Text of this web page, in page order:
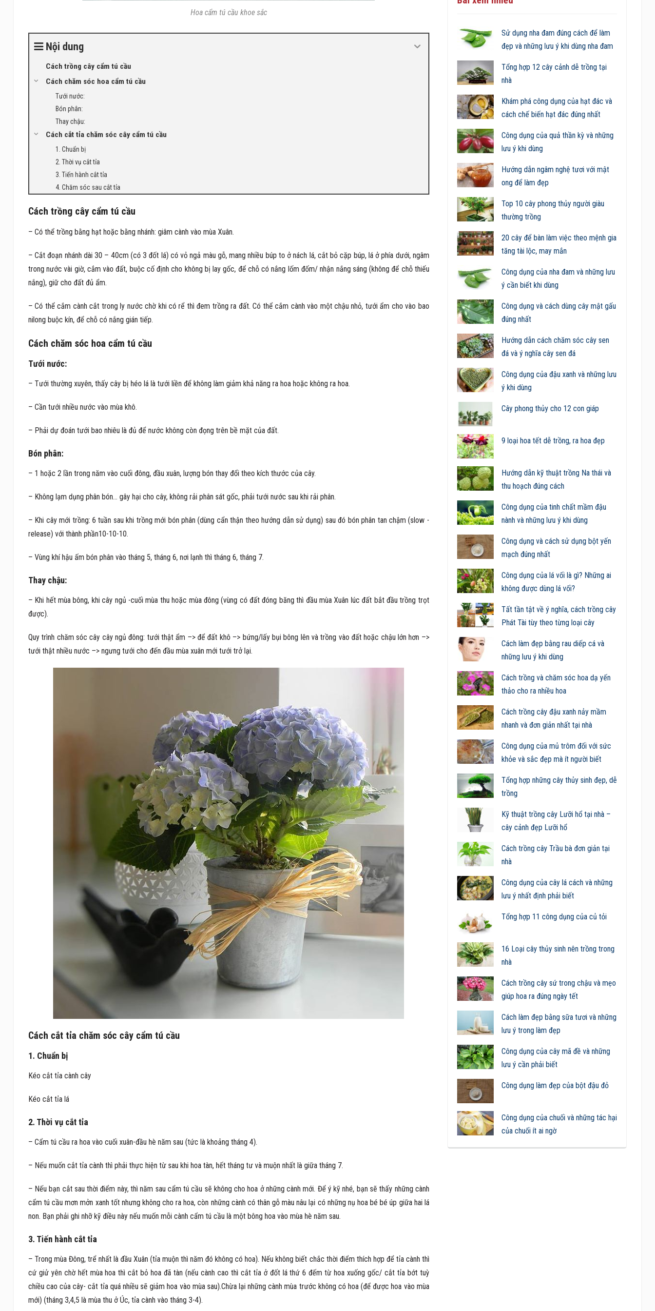
Hoa cẩm tú cầu khoe sắc
Nội dung
Cách trồng cây cẩm tú cầu
Cách chăm sóc hoa cẩm tú cầu
Tưới nước:
Bón phân:
Thay chậu:
Cách cắt tỉa chăm sóc cây cẩm tú cầu
1. Chuẩn bị
2. Thời vụ cắt tỉa
3. Tiến hành cắt tỉa
4. Chăm sóc sau cắt tỉa
Cách trồng cây cẩm tú cầu
– Có thể trồng bằng hạt hoặc bằng nhánh: giâm cành vào mùa Xuân.
– Cắt đoạn nhánh dài 30 – 40cm (có 3 đốt lá) có vỏ ngả màu gỗ, mang nhiều búp to ở nách lá, cắt bỏ cặp búp, lá ở phía dưới, ngâm
trong nước vài giờ, cắm vào đất, buộc cố định cho không bị lay gốc, để chỗ có nắng lốm đốm/ nhận nắng sáng (không để chỗ thiếu
nắng), giữ cho đất đủ ẩm.
– Có thể cắm cành cắt trong ly nước chờ khi có rể thì đem trồng ra đất. Có thể cắm cành vào một chậu nhỏ, tưới ẩm cho vào bao
nilong buộc kín, để chỗ có nắng gián tiếp.
Cách chăm sóc hoa cẩm tú cầu
Tưới nước:
– Tưới thường xuyên, thấy cây bị héo lá là tưới liền để không làm giảm khả năng ra hoa hoặc không ra hoa.
– Cần tưới nhiều nước vào mùa khô.
– Phải dự đoán tưới bao nhiêu là đủ để nước không còn đọng trên bề mặt của đất.
Bón phân:
– 1 hoặc 2 lần trong năm vào cuối đông, đầu xuân, lượng bón thay đổi theo kích thước của cây.
– Không lạm dụng phân bón… gây hại cho cây, không rải phân sát gốc, phải tưới nước sau khi rải phân.
– Khi cây mới trồng: 6 tuần sau khi trồng mới bón phân (dùng cẩn thận theo hướng dẫn sử dụng) sau đó bón phân tan chậm (slow -
release) với thành phần10-10-10.
– Vùng khí hậu ấm bón phân vào tháng 5, tháng 6, nơi lạnh thì tháng 6, tháng 7.
Thay chậu:
– Khi hết mùa bông, khi cây ngủ -cuối mùa thu hoặc mùa đông (vùng có đất đóng băng thì đầu mùa Xuân lúc đất bắt đầu trồng trọt
được).
Quy trình chăm sóc cây cây ngủ đông: tưới thật ẩm –> để đất khô –> bứng/lấy bụi bông lên và trồng vào đất hoặc chậu lớn hơn –>
tưới thật nhiều nước –> ngưng tưới cho đến đầu mùa xuân mới tưới trở lại.
Cách cắt tỉa chăm sóc cây cẩm tú cầu
1. Chuẩn bị
Kéo cắt tỉa cành cây
Kéo cắt tỉa lá
2. Thời vụ cắt tỉa
– Cẩm tú cầu ra hoa vào cuối xuân-đầu hè năm sau (tức là khoảng tháng 4).
– Nếu muốn cắt tỉa cành thì phải thực hiện từ sau khi hoa tàn, hết tháng tư và muộn nhất là giữa tháng 7.
– Nếu bạn cắt sau thời điểm này, thì năm sau cẩm tú cầu sẽ không cho hoa ở những cành mới. Để ý kỹ nhé, bạn sẽ thấy những cành
cẩm tú cầu mơn mởn xanh tốt nhưng không cho ra hoa, còn những cành có thân gỗ màu nâu lại có những nụ hoa bé bé úp giữa hai lá
non. Bạn phải ghi nhỡ kỹ điều này nếu muốn mỗi cành cẩm tú cầu là một bông hoa vào mùa hè năm sau.
3. Tiến hành cắt tỉa
– Trong mùa Đông, trể nhất là đầu Xuân (tỉa muộn thì năm đó không có hoa). Nếu không biết chắc thời điểm thích hợp để tỉa cành thì
cứ giử yên chờ hết mùa hoa thì cắt bỏ hoa đã tàn (nếu cành cao thì cắt tỉa ở đốt lá thứ 6 đếm từ hoa xuống gốc/ cắt tỉa bớt tuỳ
chiều cao của cây- cắt tỉa quá nhiều sẽ giảm hoa vào mùa sau).Chừa lại những cành mùa trước không có hoa (để được hoa vào mùa
mới) (tháng 3,4,5 là mùa thu ở Úc, tỉa cành vào tháng 3-4).
Sử dụng nha đam đúng cách để làm
đẹp và những lưu ý khi dùng nha đam
Tổng hợp 12 cây cảnh dễ trồng tại
nhà
Khám phá công dụng của hạt đác và
cách chế biến hạt đác đúng nhất
Công dụng của quả thần kỳ và những
lưu ý khi dùng
Hướng dẫn ngâm nghệ tươi với mật
ong để làm đẹp
Top 10 cây phong thủy người giàu
thường trồng
20 cây để bàn làm việc theo mệnh gia
tăng tài lộc, may mắn
Công dụng của nha đam và những lưu
ý cần biết khi dùng
Công dụng và cách dùng cây mật gấu
đúng nhất
Hướng dẫn cách chăm sóc cây sen
đá và ý nghĩa cây sen đá
Công dụng của đậu xanh và những lưu
ý khi dùng
Cây phong thủy cho 12 con giáp
9 loại hoa tết dễ trồng, ra hoa đẹp
Hướng dẫn kỹ thuật trồng Na thái và
thu hoạch đúng cách
Công dụng của tinh chất mầm đậu
nành và những lưu ý khi dùng
Công dụng và cách sử dụng bột yến
mạch đúng nhất
Công dụng của lá vối là gì? Những ai
không được dùng lá vối?
Tất tần tật về ý nghĩa, cách trồng cây
Phát Tài tùy theo từng loại cây
Cách làm đẹp bằng rau diếp cá và
những lưu ý khi dùng
Cách trồng và chăm sóc hoa dạ yến
thảo cho ra nhiều hoa
Cách trồng cây đậu xanh nảy mầm
nhanh và đơn giản nhất tại nhà
Công dụng của mủ trôm đối với sức
khỏe và sắc đẹp mà ít người biết
Tổng hợp những cây thủy sinh đẹp, dễ
trồng
Kỹ thuật trồng cây Lưỡi hổ tại nhà –
cây cảnh đẹp Lưỡi hổ
Cách trồng cây Trầu bà đơn giản tại
nhà
Công dụng của cây lá cách và những
lưu ý nhất định phải biết
Tổng hợp 11 công dụng của củ tỏi
16 Loại cây thủy sinh nên trồng trong
nhà
Cách trồng cây sứ trong chậu và mẹo
giúp hoa ra đúng ngày tết
Cách làm đẹp bằng sữa tươi và những
lưu ý trong làm đẹp
Công dụng của cây mã đề và những
lưu ý cần phải biết
Công dụng làm đẹp của bột đậu đỏ
Công dụng của chuối và những tác hại
của chuối ít ai ngờ